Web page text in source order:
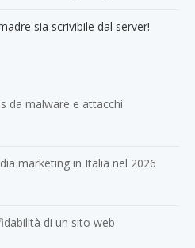
sia scrivibile dal server!
da malware e attacchi
marketing in Italia nel 2026
di un sito web